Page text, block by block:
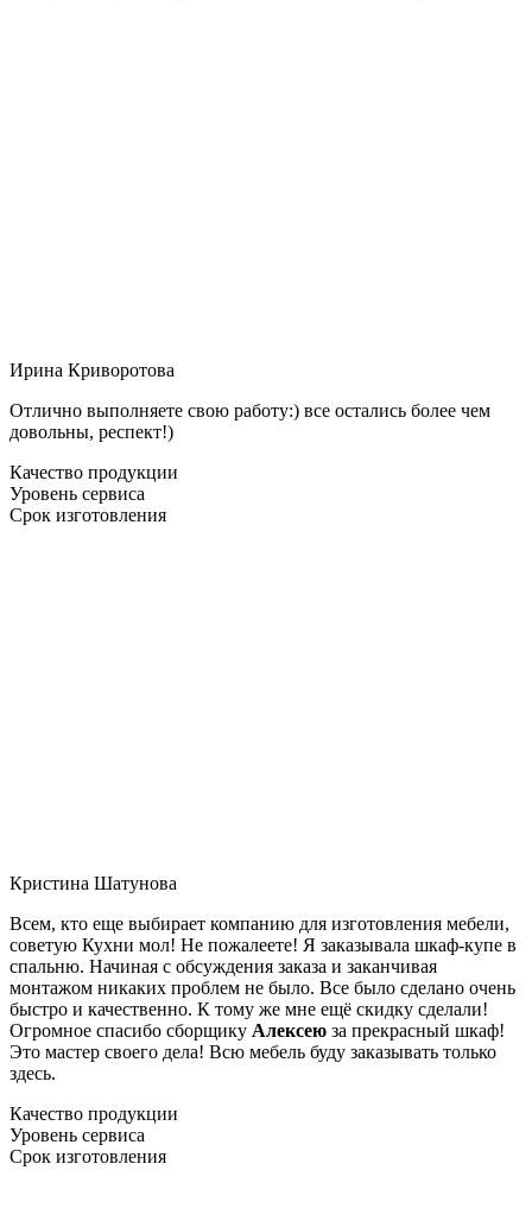
Ирина Криворотова
Отлично выполняете свою работу:) все остались более чем
довольны, респект!)
Качество продукции
Уровень сервиса
Срок изготовления
Кристина Шатунова
Всем, кто еще выбирает компанию для изготовления мебели,
советую Кухни мол! Не пожалеете! Я заказывала шкаф-купе в
спальню. Начиная с обсуждения заказа и заканчивая
монтажом никаких проблем не было. Все было сделано очень
быстро и качественно. К тому же мне ещё скидку сделали!
Огромное спасибо сборщику Алексею за прекрасный шкаф!
Это мастер своего дела! Всю мебель буду заказывать только
здесь.
Качество продукции
Уровень сервиса
Срок изготовления